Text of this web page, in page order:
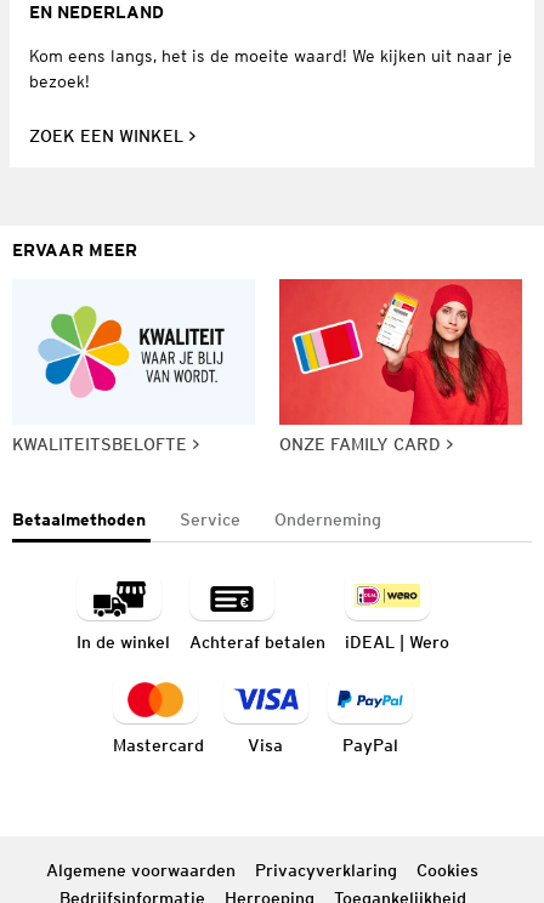
EN NEDERLAND
Kom eens langs, het is de moeite waard! We kijken uit naar je
bezoek!
ZOEK EEN WINKEL
ERVAAR MEER
KWALITEITSBELOFTE ONZE FAMILY CARD
Betaalmethoden Service Onderneming
In de winkel Achteraf betalen iDEAL | Wero
Mastercard Visa PayPal
Algemene voorwaarden Privacyverklaring
Cookies
Bedrijfsinformatie
Herroeping Toegankelijkheid